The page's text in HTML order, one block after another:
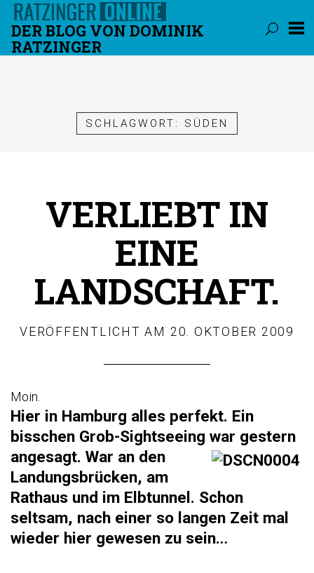
DER BLOG VON DOMINIK
RATZINGER
SCHLAGWORT: SÜDEN
VERLIEBT IN
EINE
LANDSCHAFT.
VERÖFFENTLICHT AM 20. OKTOBER 2009
Moin.
Hier in Hamburg alles perfekt. Ein
bisschen Grob-Sightseeing war gestern
angesagt. War an den
Landungsbrücken, am
Rathaus und im Elbtunnel. Schon
seltsam, nach einer so langen Zeit mal
wieder hier gewesen zu sein…